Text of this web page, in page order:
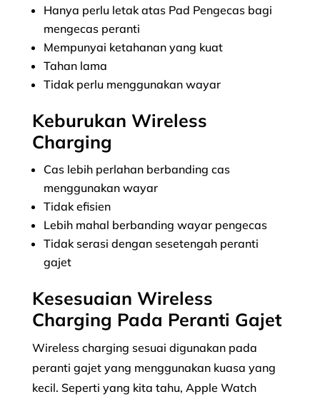
Hanya perlu letak atas Pad Pengecas bagi
mengecas peranti
Mempunyai ketahanan yang kuat
Tahan lama
Tidak perlu menggunakan wayar
Keburukan Wireless
Charging
Cas lebih perlahan berbanding cas
menggunakan wayar
Tidak efisien
Lebih mahal berbanding wayar pengecas
Tidak serasi dengan sesetengah peranti
gajet
Kesesuaian Wireless
Charging Pada Peranti Gajet
Wireless charging sesuai digunakan pada
peranti gajet yang menggunakan kuasa yang
kecil. Seperti yang kita tahu, Apple Watch